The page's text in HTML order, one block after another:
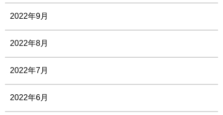
2022年9月
2022年8月
2022年7月
2022年6月